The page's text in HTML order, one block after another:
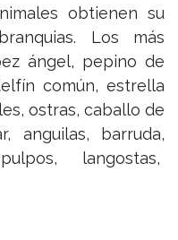
obtienen su
Los más
ángel, pepino de
común, estrella
ostras, caballo de
anguilas, barruda,
langostas,